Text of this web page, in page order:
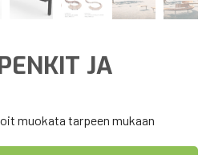
JA
muokata tarpeen mukaan